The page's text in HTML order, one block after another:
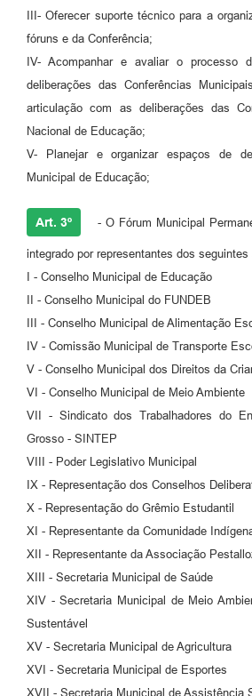
III- Oferecer suporte técnico para a
fóruns e da Conferência;
IV- Acompanhar e avaliar o processo
deliberações das Conferências
articulação com as deliberações das
Nacional de Educação;
V- Planejar e organizar espaços de
Municipal de Educação;
Art. 3º - O Fórum Municipal
integrado por representantes dos
I - Conselho Municipal de Educação
II - Conselho Municipal do FUNDEB
III - Conselho Municipal de Alimentação
IV - Comissão Municipal de Transporte
V - Conselho Municipal dos Direitos da
VI - Conselho Municipal de Meio Ambiente
VII - Sindicato dos Trabalhadores do
Grosso - SINTEP
VIII - Poder Legislativo Municipal
IX - Representação dos Conselhos
X - Representação do Grêmio Estudantil
XI - Representante da Comunidade
XII - Representante da Associação
XIII - Secretaria Municipal de Saúde
XIV - Secretaria Municipal de Meio
Sustentável
XV - Secretaria Municipal de Agricultura
XVI - Secretaria Municipal de Esportes
XVII - Secretaria Municipal de Assistência